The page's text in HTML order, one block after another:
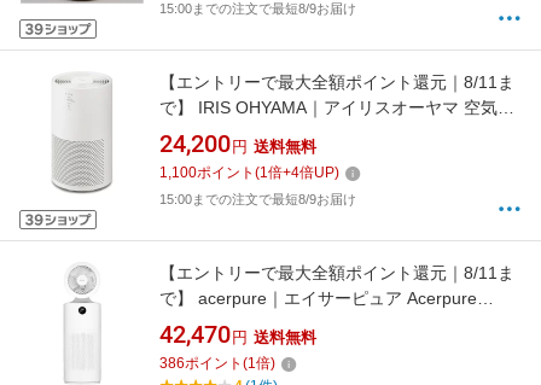
15:00までの注文で最短8/9お届け
【エントリーで最大全額ポイント還元｜8/11ま
で】 IRIS OHYAMA｜アイリスオーヤマ 空気清
浄機 20畳 ホワイト KAPS401W [PM2.5対応]
24,200 円 送料無料
1,100ポイント (1倍+4倍UP)
15:00までの注文で最短8/9お届け
【エントリーで最大全額ポイント還元｜8/11ま
で】 acerpure｜エイサーピュア Acerpure
cool（2in1/サーキュレーター＆空気清浄機製
品） ホワイト AC551-50W [適用畳数：27畳
/PM2.5対応]【newlife_campaign_f】
42,470 円 送料無料
386ポイント (1倍)